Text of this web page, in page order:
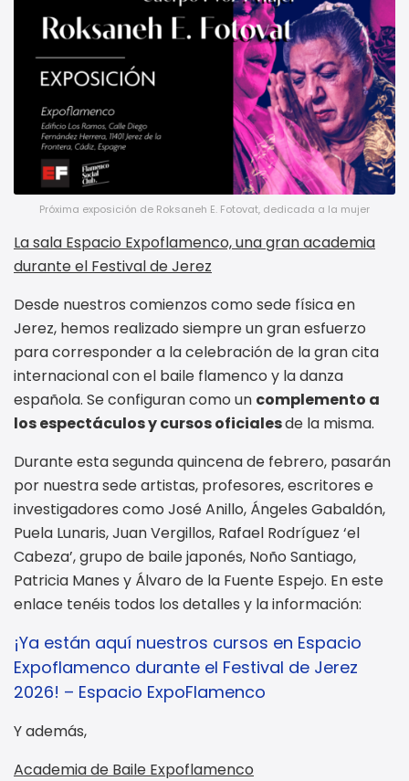
Próxima exposición de Roksaneh E. Fotovat, dedicada a la mujer
La sala Espacio Expoflamenco, una gran academia
durante el Festival de Jerez
Desde nuestros comienzos como sede física en
Jerez, hemos realizado siempre un gran esfuerzo
para corresponder a la celebración de la gran cita
internacional con el baile flamenco y la danza
española. Se configuran como un complemento a
los espectáculos y cursos oficialesde la misma.
Durante esta segunda quincena de febrero, pasarán
por nuestra sede artistas, profesores, escritores e
investigadores como José Anillo, Ángeles Gabaldón,
Puela Lunaris, Juan Vergillos, Rafael Rodríguez ‘el
Cabeza’, grupo de baile japonés, Noño Santiago,
Patricia Manes y Álvaro de la Fuente Espejo. En este
enlace tenéis todos los detalles y la información:
¡Ya están aquí nuestros cursos en Espacio
Expoflamenco durante el Festival de Jerez
2026! – Espacio ExpoFlamenco
Y además,
Academia de Baile Expoflamenco